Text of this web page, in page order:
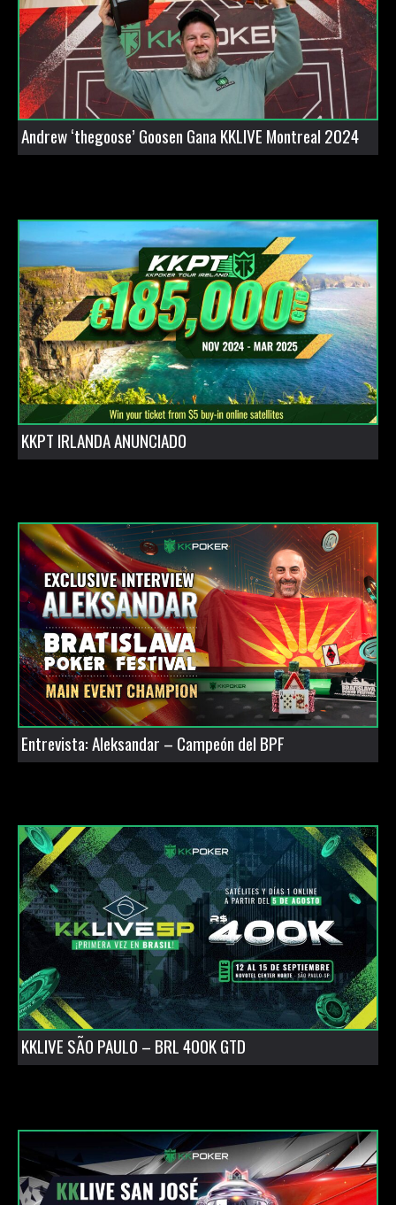
Andrew ‘thegoose’ Goosen Gana KKLIVE Montreal 2024
KKPT IRLANDA ANUNCIADO
Entrevista: Aleksandar – Campeón del BPF
KKLIVE SÃO PAULO – BRL 400K GTD